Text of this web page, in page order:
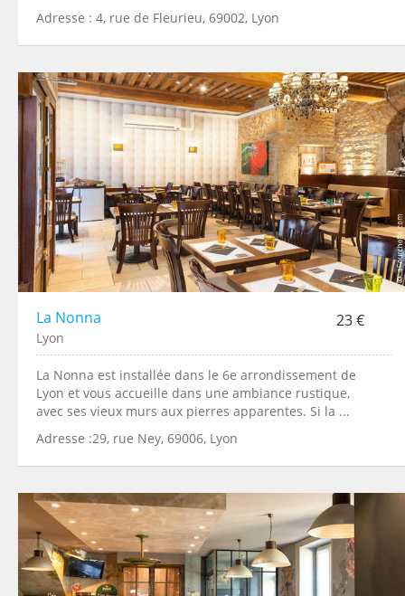
Adresse : 4, rue de Fleurieu, 69002, Lyon
La Nonna 23 €
Lyon
La Nonna est installée dans le 6e arrondissement de
Lyon et vous accueille dans une ambiance rustique,
avec ses vieux murs aux pierres apparentes. Si la ...
Adresse :29, rue Ney, 69006, Lyon